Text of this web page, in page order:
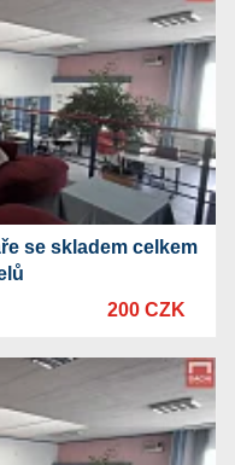
se skladem celkem
200 CZK